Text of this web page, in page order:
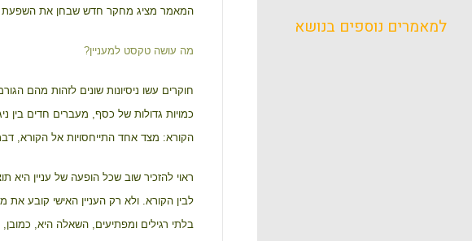
המאמר מציג מחקר חדש שבחן את השפעת
מה עושה טקסט למעניין?
חוקרים עשו ניסיונות שונים לזהות מהם
כמויות גדולות של כסף, מעברים חדים בין
הקורא: מצד אחד התייחסויות אל הקורא,
ראוי להזכיר שוב שכל הופעה של עניין היא
לבין הקורא. ולא רק העניין האישי קובע
בלתי רגילים ומפתיעים, השאלה היא,
למאמרים נוספים בנושא